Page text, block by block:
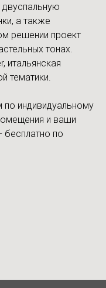
а также
решении проект
тонах.
итальянская
тематики.
по индивидуальному
и ваши
бесплатно по